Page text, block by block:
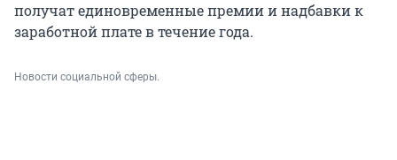
получат единовременные премии и надбавки к
заработной плате в течение года.
Новости социальной сферы.